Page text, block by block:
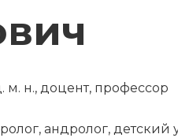
м. н., доцент, профессор
андролог, детский